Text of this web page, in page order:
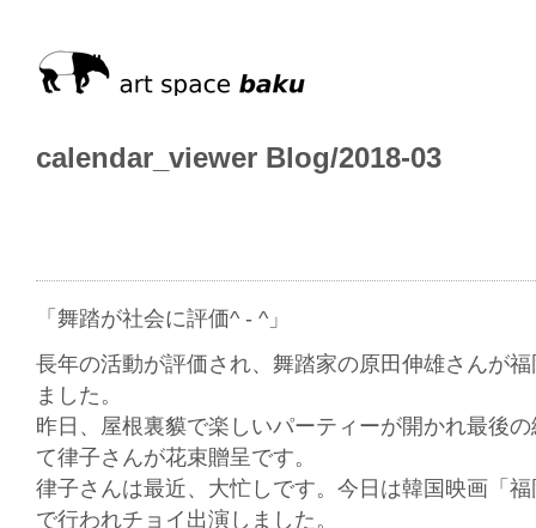
calendar_viewer Blog/2018-03
「舞踏が社会に評価^ - ^」
長年の活動が評価され、舞踏家の原田伸雄さんが
ました。
昨日、屋根裏貘で楽しいパーティーが開かれ最後
て律子さんが花束贈呈です。
律子さんは最近、大忙しです。今日は韓国映画「
で行われチョイ出演しました。